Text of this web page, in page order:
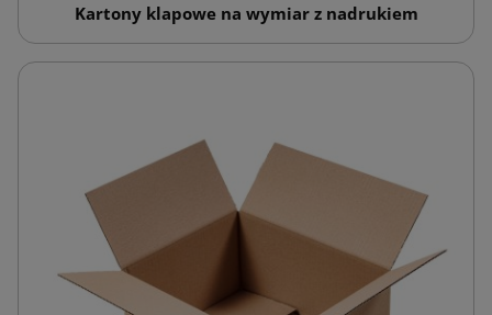
Kartony klapowe na wymiar z nadrukiem